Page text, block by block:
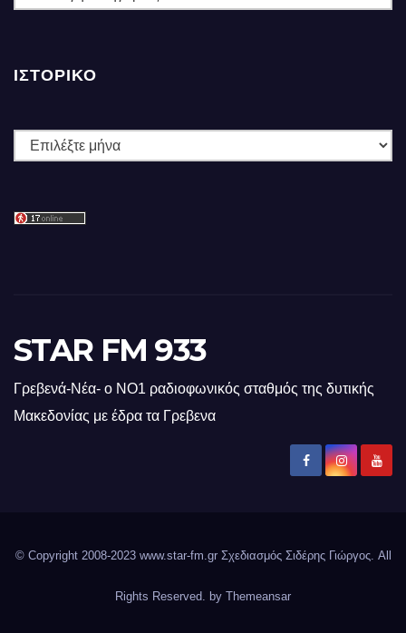
ΙΣΤΟΡΙΚΌ
Ιστορικό
STAR FM 933
Γρεβενά-Νέα- ο ΝΟ1 ραδιοφωνικός σταθμός της δυτικής
Μακεδονίας με έδρα τα Γρεβενα
© Copyright 2008-2023 www.star-fm.gr Σχεδιασμός Σιδέρης Γιώργος. All
Rights Reserved. by Themeansar